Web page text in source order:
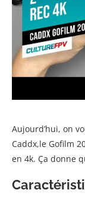
Aujourd’hui, on
Caddx,le Gofilm
en 4k. Ça donne